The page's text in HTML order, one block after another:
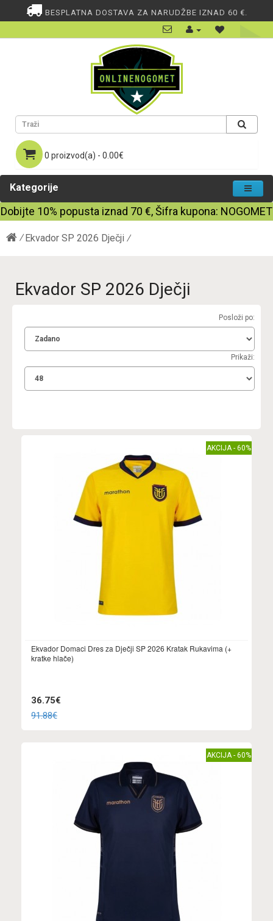
BESPLATNA DOSTAVA ZA NARUDŽBE IZNAD 60 €.
0 proizvod(a) - 0.00€
Kategorije
Dobijte 10% popusta iznad 70 €, Šifra kupona: NOGOMET
Ekvador SP 2026 Dječji
Ekvador SP 2026 Dječji
Posloži po:
Prikaži:
AKCIJA - 60%
Ekvador Domaci Dres za Dječji SP 2026 Kratak Rukavima (+
kratke hlače)
36.75€
91.88€
AKCIJA - 60%